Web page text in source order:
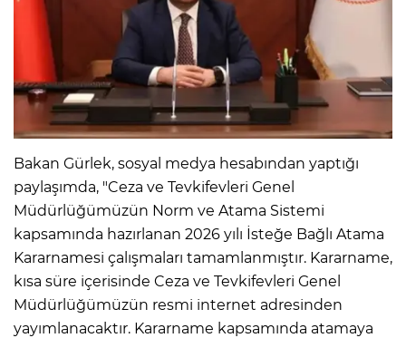
Bakan Gürlek, sosyal medya hesabından yaptığı
paylaşımda, "Ceza ve Tevkifevleri Genel
Müdürlüğümüzün Norm ve Atama Sistemi
kapsamında hazırlanan 2026 yılı İsteğe Bağlı Atama
Kararnamesi çalışmaları tamamlanmıştır. Kararname,
kısa süre içerisinde Ceza ve Tevkifevleri Genel
Müdürlüğümüzün resmi internet adresinden
yayımlanacaktır. Kararname kapsamında atamaya